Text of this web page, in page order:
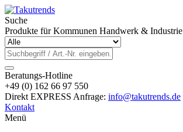
Suche
Produkte für Kommunen Handwerk & Industrie
Beratungs-Hotline
+49 (0) 162 66 97 550
Direkt EXPRESS Anfrage: info@takutrends.de
Kontakt
Menü